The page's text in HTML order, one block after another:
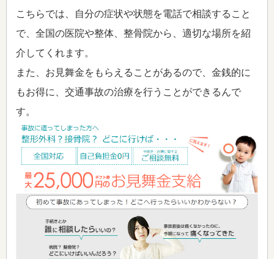
こちらでは、自分の症状や状態を電話で相談すること
で、全国の医院や整体、整骨院から、適切な場所を紹
介してくれます。
また、お見舞金をもらえることがあるので、金銭的に
もお得に、交通事故の治療を行うことができるんで
す。